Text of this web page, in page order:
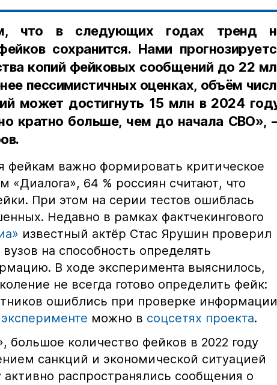
что в следующих годах тренд
сохранится. Нами
копий фейковых сообщений до 22
пессимистичных оценках, объём
может достигнуть 15 млн в 2024
кратно больше, чем до начала СВО»,
фейкам важно формировать критическое
64 % россиян считают, что
При этом на серии тестов ошиблась
Недавно в рамках фактчекингового
известный актёр Стас Ярушин проверил
на способность определять
В ходе эксперимента выяснилось,
не всегда готово определить фейк:
ошиблись при проверке
эксперименте можно в соцсетях проекта.
большое количество фейков в 2022 году
санкций и экономической ситуацией
активно распространялись сообщения о